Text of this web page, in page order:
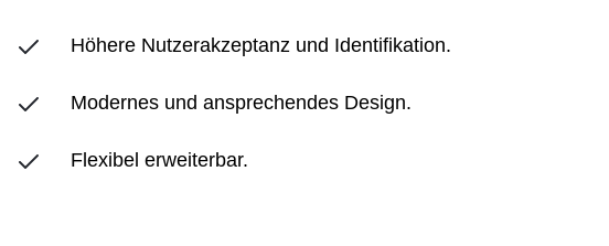
Höhere Nutzerakzeptanz und Identifikation.
Modernes und ansprechendes Design.
Flexibel erweiterbar.